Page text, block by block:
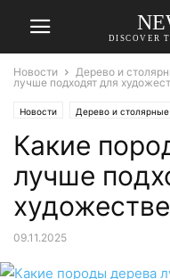
DISCOVER
Новости Дерево и
лучше подходят для
Новости Дерево и
Какие
лучше
09.11.2025